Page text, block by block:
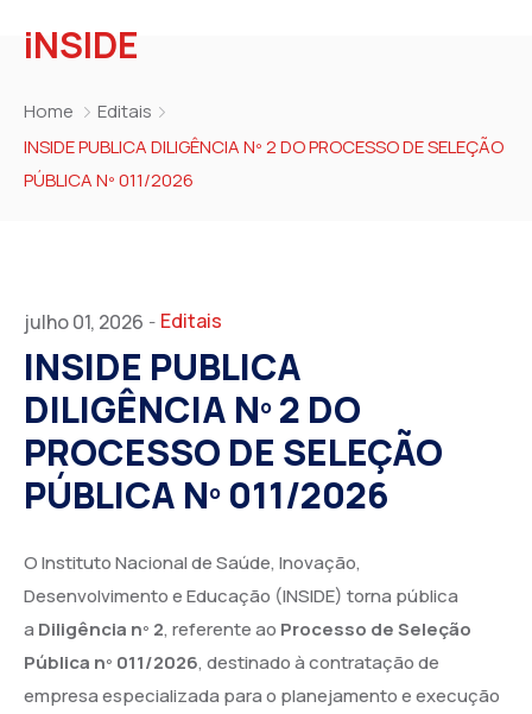
iNSIDE
Home
Editais
INSIDE PUBLICA DILIGÊNCIA Nº 2 DO PROCESSO DE SELEÇÃO
PÚBLICA Nº 011/2026
julho 01, 2026 - Editais
INSIDE PUBLICA
DILIGÊNCIA Nº 2 DO
PROCESSO DE SELEÇÃO
PÚBLICA Nº 011/2026
O Instituto Nacional de Saúde, Inovação,
Desenvolvimento e Educação (INSIDE) torna pública
a Diligência nº 2, referente ao Processo de Seleção
Pública nº 011/2026, destinado à contratação de
empresa especializada para o planejamento e execução